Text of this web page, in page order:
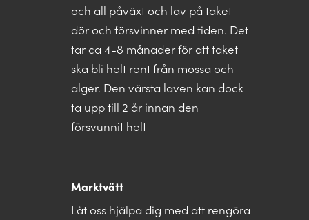
och all påväxt och lav på taket
dör och försvinner med tiden. Det
tar ca 4-8 månader för att taket
ska bli helt rent från mossa och
alger. Den värsta laven kan dock
ta upp till 2 år innan den
försvunnit helt
Marktvätt
Låt oss hjälpa dig med att rengöra